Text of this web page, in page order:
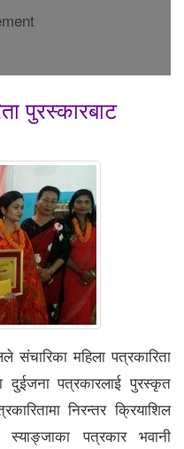
पुरस्कारबाट
संचारिका महिला पत्रकारिता
दुईजना पत्रकारलाई पुरस्कृत
निरन्तर क्रियाशिल
पत्रकार भवानी